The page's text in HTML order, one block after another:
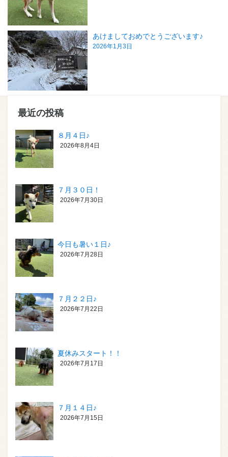
あけましておめでとうございます♪
2026年1月3日
最近の投稿
８月４日♪
2026年8月4日
７月３０日！
2026年7月30日
今日も暑い１日♪
2026年7月28日
７月２２日♪
2026年7月22日
夏休みスタート！！
2026年7月17日
７月１４日♪
2026年7月15日